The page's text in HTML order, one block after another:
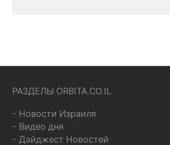
РАЗДЕЛЫ ORBITA.CO.IL
- Новости Израиля
- Видео дня
- Дайджест Новостей